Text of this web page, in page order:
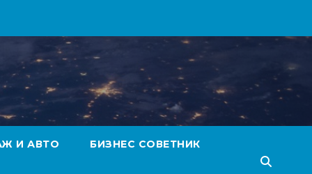
И АВТО БИЗНЕС СОВЕТНИК